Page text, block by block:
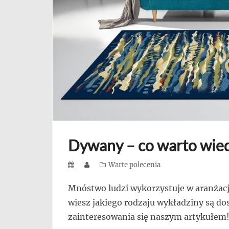
się,
uczą
przedsiębiorczości
Dywany – co warto
PostedAuthorCategories
Warte polecenia
Mnóstwo ludzi wykorzystuje w
wiesz jakiego rodzaju wykładziny są
zainteresowania się naszym artykułem!